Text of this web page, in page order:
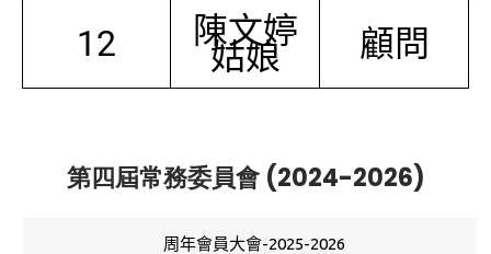
12 陳文婷
姑娘 顧問
第四屆常務委員會 (2024-2026)
周年會員大會-2025-2026